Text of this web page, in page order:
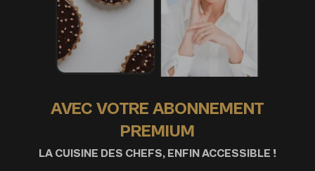
AVEC VOTRE ABONNEMENT
PREMIUM
LA CUISINE DES CHEFS, ENFIN ACCESSIBLE !